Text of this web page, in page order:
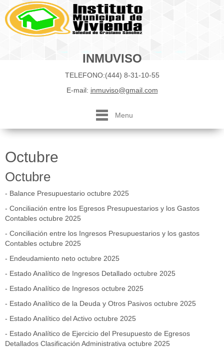
INMUVISO
TELEFONO:(444) 8-31-10-55
E-mail: inmuviso@gmail.com
Menu
Octubre
Octubre
- Balance Presupuestario octubre 2025
- Conciliación entre los Egresos Presupuestarios y los Gastos
Contables octubre 2025
- Conciliación entre los Ingresos Presupuestarios y los gastos
Contables octubre 2025
- Endeudamiento neto octubre 2025
- Estado Analítico de Ingresos Detallado octubre 2025
- Estado Analítico de Ingresos octubre 2025
- Estado Analítico de la Deuda y Otros Pasivos octubre 2025
- Estado Analítico del Activo octubre 2025
- Estado Analítico de Ejercicio del Presupuesto de Egresos
Detallados Clasificación Administrativa octubre 2025